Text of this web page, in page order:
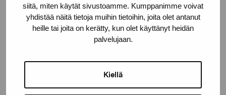
siitä, miten käytät sivustoamme. Kumppanimme voivat
yhdistää näitä tietoja muihin tietoihin, joita olet antanut
heille tai joita on kerätty, kun olet käyttänyt heidän
palvelujaan.
Kiellä
Pro Artibus Foundation
10600 Ekenäs
+358 (0)50 371 6339